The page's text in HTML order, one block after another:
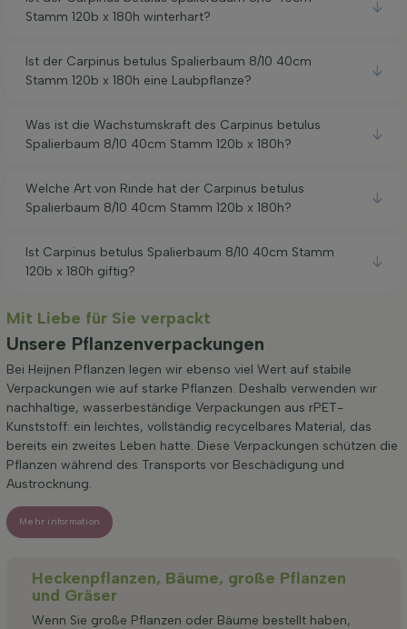
Stamm 120b x 180h winterhart?
Ist der Carpinus betulus Spalierbaum 8/10 40cm
Stamm 120b x 180h eine Laubpflanze?
Was ist die Wachstumskraft des Carpinus betulus
Spalierbaum 8/10 40cm Stamm 120b x 180h?
Welche Art von Rinde hat der Carpinus betulus
Spalierbaum 8/10 40cm Stamm 120b x 180h?
Ist Carpinus betulus Spalierbaum 8/10 40cm Stamm
120b x 180h giftig?
Mit Liebe für Sie verpackt
Unsere Pflanzenverpackungen
Bei Heijnen Pflanzen legen wir ebenso viel Wert auf stabile
Verpackungen wie auf starke Pflanzen. Deshalb verwenden wir
nachhaltige, wasserbeständige Verpackungen aus rPET-
Kunststoff: ein leichtes, vollständig recycelbares Material, das
bereits ein zweites Leben hatte. Diese Verpackungen schützen die
Pflanzen während des Transports vor Beschädigung und
Austrocknung.
Mehr information
Heckenpflanzen, Bäume, große Pflanzen
und Gräser
Wenn Sie große Pflanzen oder Bäume bestellt haben,